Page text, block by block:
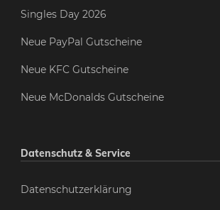
Singles Day 2026
Neue PayPal Gutscheine
Neue KFC Gutscheine
Neue McDonalds Gutscheine
Datenschutz & Service
Datenschutzerklärung